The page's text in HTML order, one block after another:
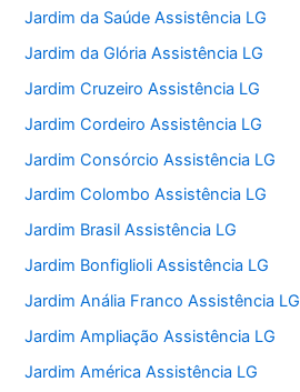
Jardim da Saúde Assistência LG
Jardim da Glória Assistência LG
Jardim Cruzeiro Assistência LG
Jardim Cordeiro Assistência LG
Jardim Consórcio Assistência LG
Jardim Colombo Assistência LG
Jardim Brasil Assistência LG
Jardim Bonfiglioli Assistência LG
Jardim Anália Franco Assistência LG
Jardim Ampliação Assistência LG
Jardim América Assistência LG